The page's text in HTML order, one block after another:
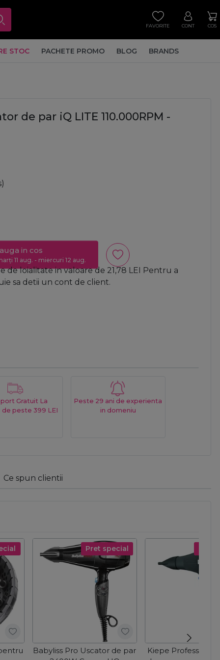
FAVORITE CONT COS
STOC PACHETE PROMO BLOG BRANDS
de par iQ LITE 110.000RPM -
in cos
11 aug. - miercuri 12 aug.
de loialitate in valoare de 21,78 LEI Pentru a
sa detii un cont de client.
Gratuit La
de peste 399 LEI
Peste 29 ani de experienta
in domeniu
Ce spun clientii
Pret special
Babyliss Pro Uscator de par
Kiepe Professional